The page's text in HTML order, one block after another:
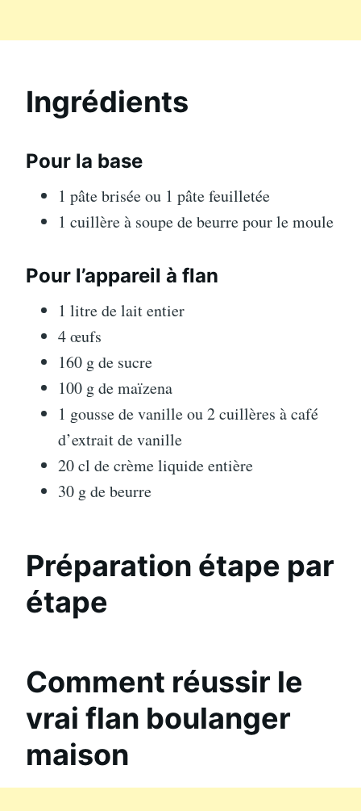
Ingrédients
Pour la base
1 pâte brisée ou 1 pâte feuilletée
1 cuillère à soupe de beurre pour le moule
Pour l’appareil à flan
1 litre de lait entier
4 œufs
160 g de sucre
100 g de maïzena
1 gousse de vanille ou 2 cuillères à café
d’extrait de vanille
20 cl de crème liquide entière
30 g de beurre
Préparation étape par
étape
Comment réussir le
vrai flan boulanger
maison